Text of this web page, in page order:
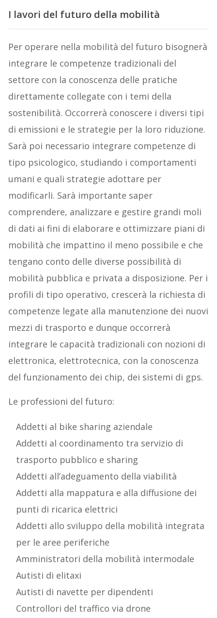
I lavori del futuro della mobilità
Per operare nella mobilità del futuro bisognerà
integrare le competenze tradizionali del
settore con la conoscenza delle pratiche
direttamente collegate con i temi della
sostenibilità. Occorrerà conoscere i diversi tipi
di emissioni e le strategie per la loro riduzione.
Sarà poi necessario integrare competenze di
tipo psicologico, studiando i comportamenti
umani e quali strategie adottare per
modificarli. Sarà importante saper
comprendere, analizzare e gestire grandi moli
di dati ai fini di elaborare e ottimizzare piani di
mobilità che impattino il meno possibile e che
tengano conto delle diverse possibilità di
mobilità pubblica e privata a disposizione. Per i
profili di tipo operativo, crescerà la richiesta di
competenze legate alla manutenzione dei nuovi
mezzi di trasporto e dunque occorrerà
integrare le capacità tradizionali con nozioni di
elettronica, elettrotecnica, con la conoscenza
del funzionamento dei chip, dei sistemi di gps.
Le professioni del futuro:
Addetti al bike sharing aziendale
Addetti al coordinamento tra servizio di
trasporto pubblico e sharing
Addetti all’adeguamento della viabilità
Addetti alla mappatura e alla diffusione dei
punti di ricarica elettrici
Addetti allo sviluppo della mobilità integrata
per le aree periferiche
Amministratori della mobilità intermodale
Autisti di elitaxi
Autisti di navette per dipendenti
Controllori del traffico via drone